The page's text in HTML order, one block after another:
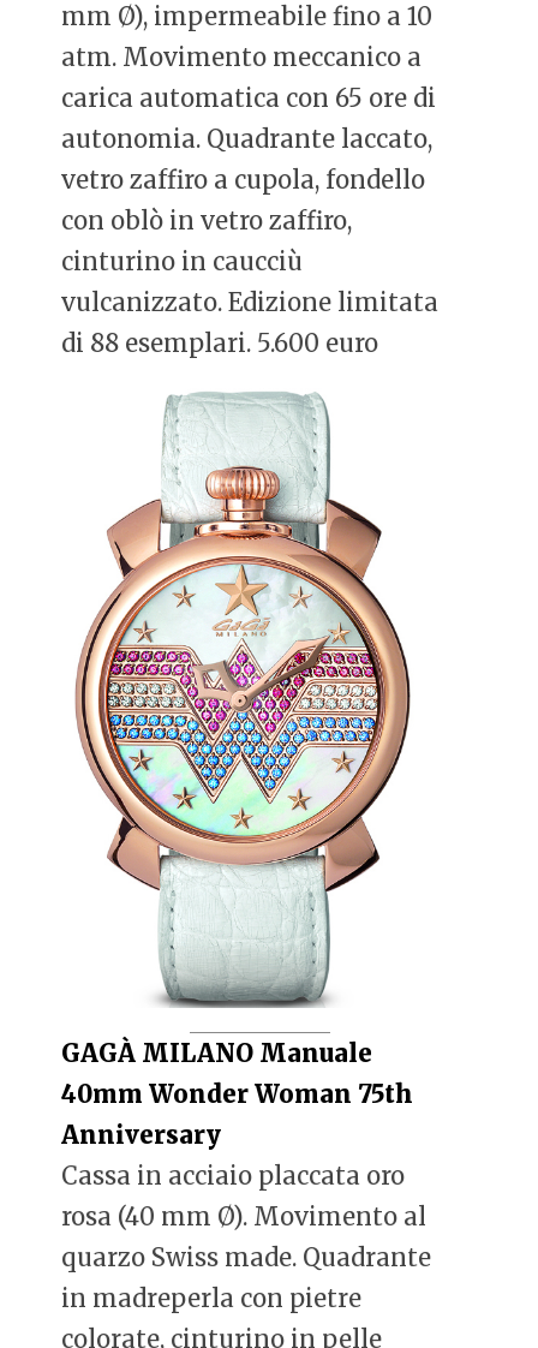
mm Ø), impermeabile fino a 10
atm. Movimento meccanico a
carica automatica con 65 ore di
autonomia. Quadrante laccato,
vetro zaffiro a cupola, fondello
con oblò in vetro zaffiro,
cinturino in caucciù
vulcanizzato. Edizione limitata
di 88 esemplari. 5.600 euro
GAGÀ MILANO Manuale
40mm Wonder Woman 75th
Anniversary
Cassa in acciaio placcata oro
rosa (40 mm Ø). Movimento al
quarzo Swiss made. Quadrante
in madreperla con pietre
colorate, cinturino in pelle